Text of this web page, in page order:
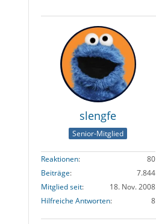
slengfe
Senior-Mitglied
Reaktionen
80
Beiträge
7.844
Mitglied seit
18. Nov. 2008
Hilfreiche Antworten
8